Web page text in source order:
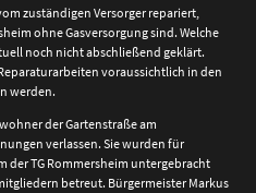
zuständigen Versorger repariert,
ohne Gasversorgung sind. Welche
noch nicht abschließend geklärt.
voraussichtlich in den
werden.
der Gartenstraße am
verlassen. Sie wurden für
der TG Rommersheim untergebracht
betreut. BürgermeisterMarkus